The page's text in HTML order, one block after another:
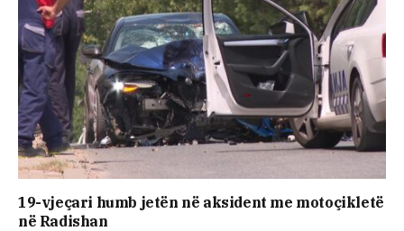
19-vjeçari humb jetën në aksident me motoçikletë
në Radishan